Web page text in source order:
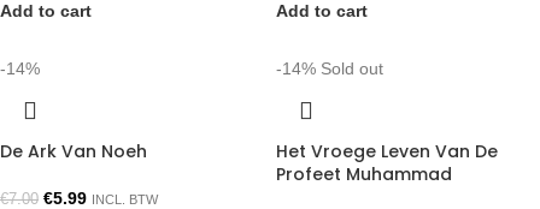
Add to cart Add to cart
-14%
De Ark Van Noeh
€7.00 €5.99 INCL. BTW
-14% Sold out
Het Vroege Leven Van De
Profeet Muhammad